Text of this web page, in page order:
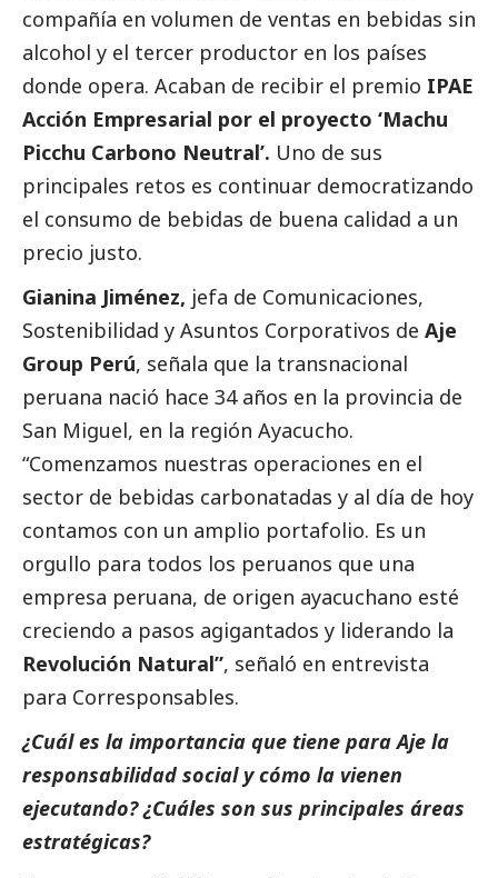
compañía en volumen de ventas en bebidas sin
alcohol y el tercer productor en los países
donde opera. Acaban de recibir el premio IPAE
Acción Empresarial por el proyecto ‘Machu
Picchu Carbono Neutral’. Uno de sus
principales retos es continuar democratizando
el consumo de bebidas de buena calidad a un
precio justo.
Gianina Jiménez, jefa de Comunicaciones,
Sostenibilidad y Asuntos Corporativos de Aje
Group Perú, señala que la transnacional
peruana nació hace 34 años en la provincia de
San Miguel, en la región Ayacucho.
“Comenzamos nuestras operaciones en el
sector de bebidas carbonatadas y al día de hoy
contamos con un amplio portafolio. Es un
orgullo para todos los peruanos que una
empresa peruana, de origen ayacuchano esté
creciendo a pasos agigantados y liderando la
Revolución Natural”, señaló en entrevista
para Corresponsables.
¿Cuál es la importancia que tiene para Aje la
responsabilidad socialy cómo la vienen
ejecutando? ¿Cuáles son sus principales áreas
estratégicas?